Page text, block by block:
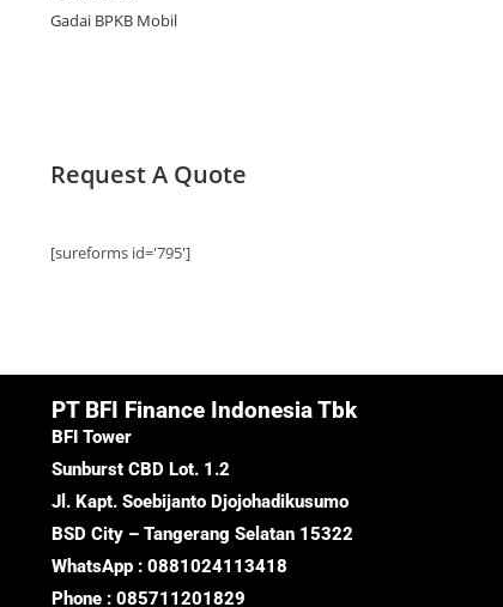
Gadai BPKB Mobil
Request A Quote
[sureforms id='795']
PT BFI Finance Indonesia Tbk
BFI Tower
Sunburst CBD Lot. 1.2
Jl. Kapt. Soebijanto Djojohadikusumo
BSD City – Tangerang Selatan 15322
WhatsApp : 0881024113418
Phone : 085711201829